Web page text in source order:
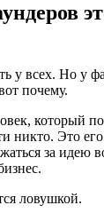
у всех. Но у
почему.
который
никто. Это
за идею
ловушкой.